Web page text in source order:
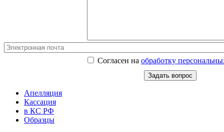
Согласен на обработку
Апелляция
Кассация
в КС РФ
Образцы